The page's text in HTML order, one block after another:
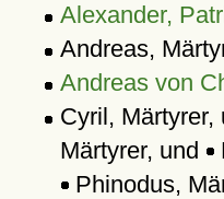
Alexander,
Andreas,
Andreas von
Cyril, Märtyrer,
Märtyrer, und
Phinodus,